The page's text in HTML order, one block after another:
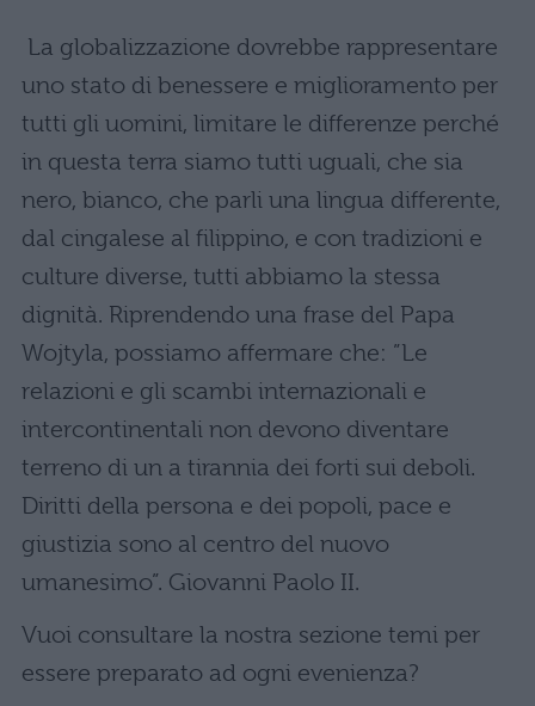
La globalizzazione dovrebbe rappresentare
uno stato di benessere e miglioramento per
tutti gli uomini, limitare le differenze perché
in questa terra siamo tutti uguali, che sia
nero, bianco, che parli una lingua differente,
dal cingalese al filippino, e con tradizioni e
culture diverse, tutti abbiamo la stessa
dignità. Riprendendo una frase del Papa
Wojtyla, possiamo affermare che: ”Le
relazioni e gli scambi internazionali e
intercontinentali non devono diventare
terreno di un a tirannia dei forti sui deboli.
Diritti della persona e dei popoli, pace e
giustizia sono al centro del nuovo
umanesimo”. Giovanni Paolo II.
Vuoi consultare la nostra sezione temi per
essere preparato ad ogni evenienza?